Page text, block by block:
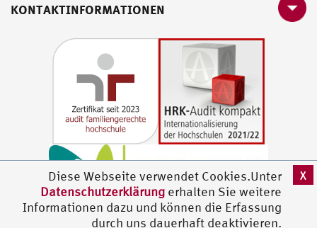
Diese Webseite verwendet Cookies.Unter
Datenschutzerklärung erhalten Sie weitere
Informationen dazu und können die Erfassung
durch uns dauerhaft deaktivieren.
X
KONTAKTINFORMATIONEN